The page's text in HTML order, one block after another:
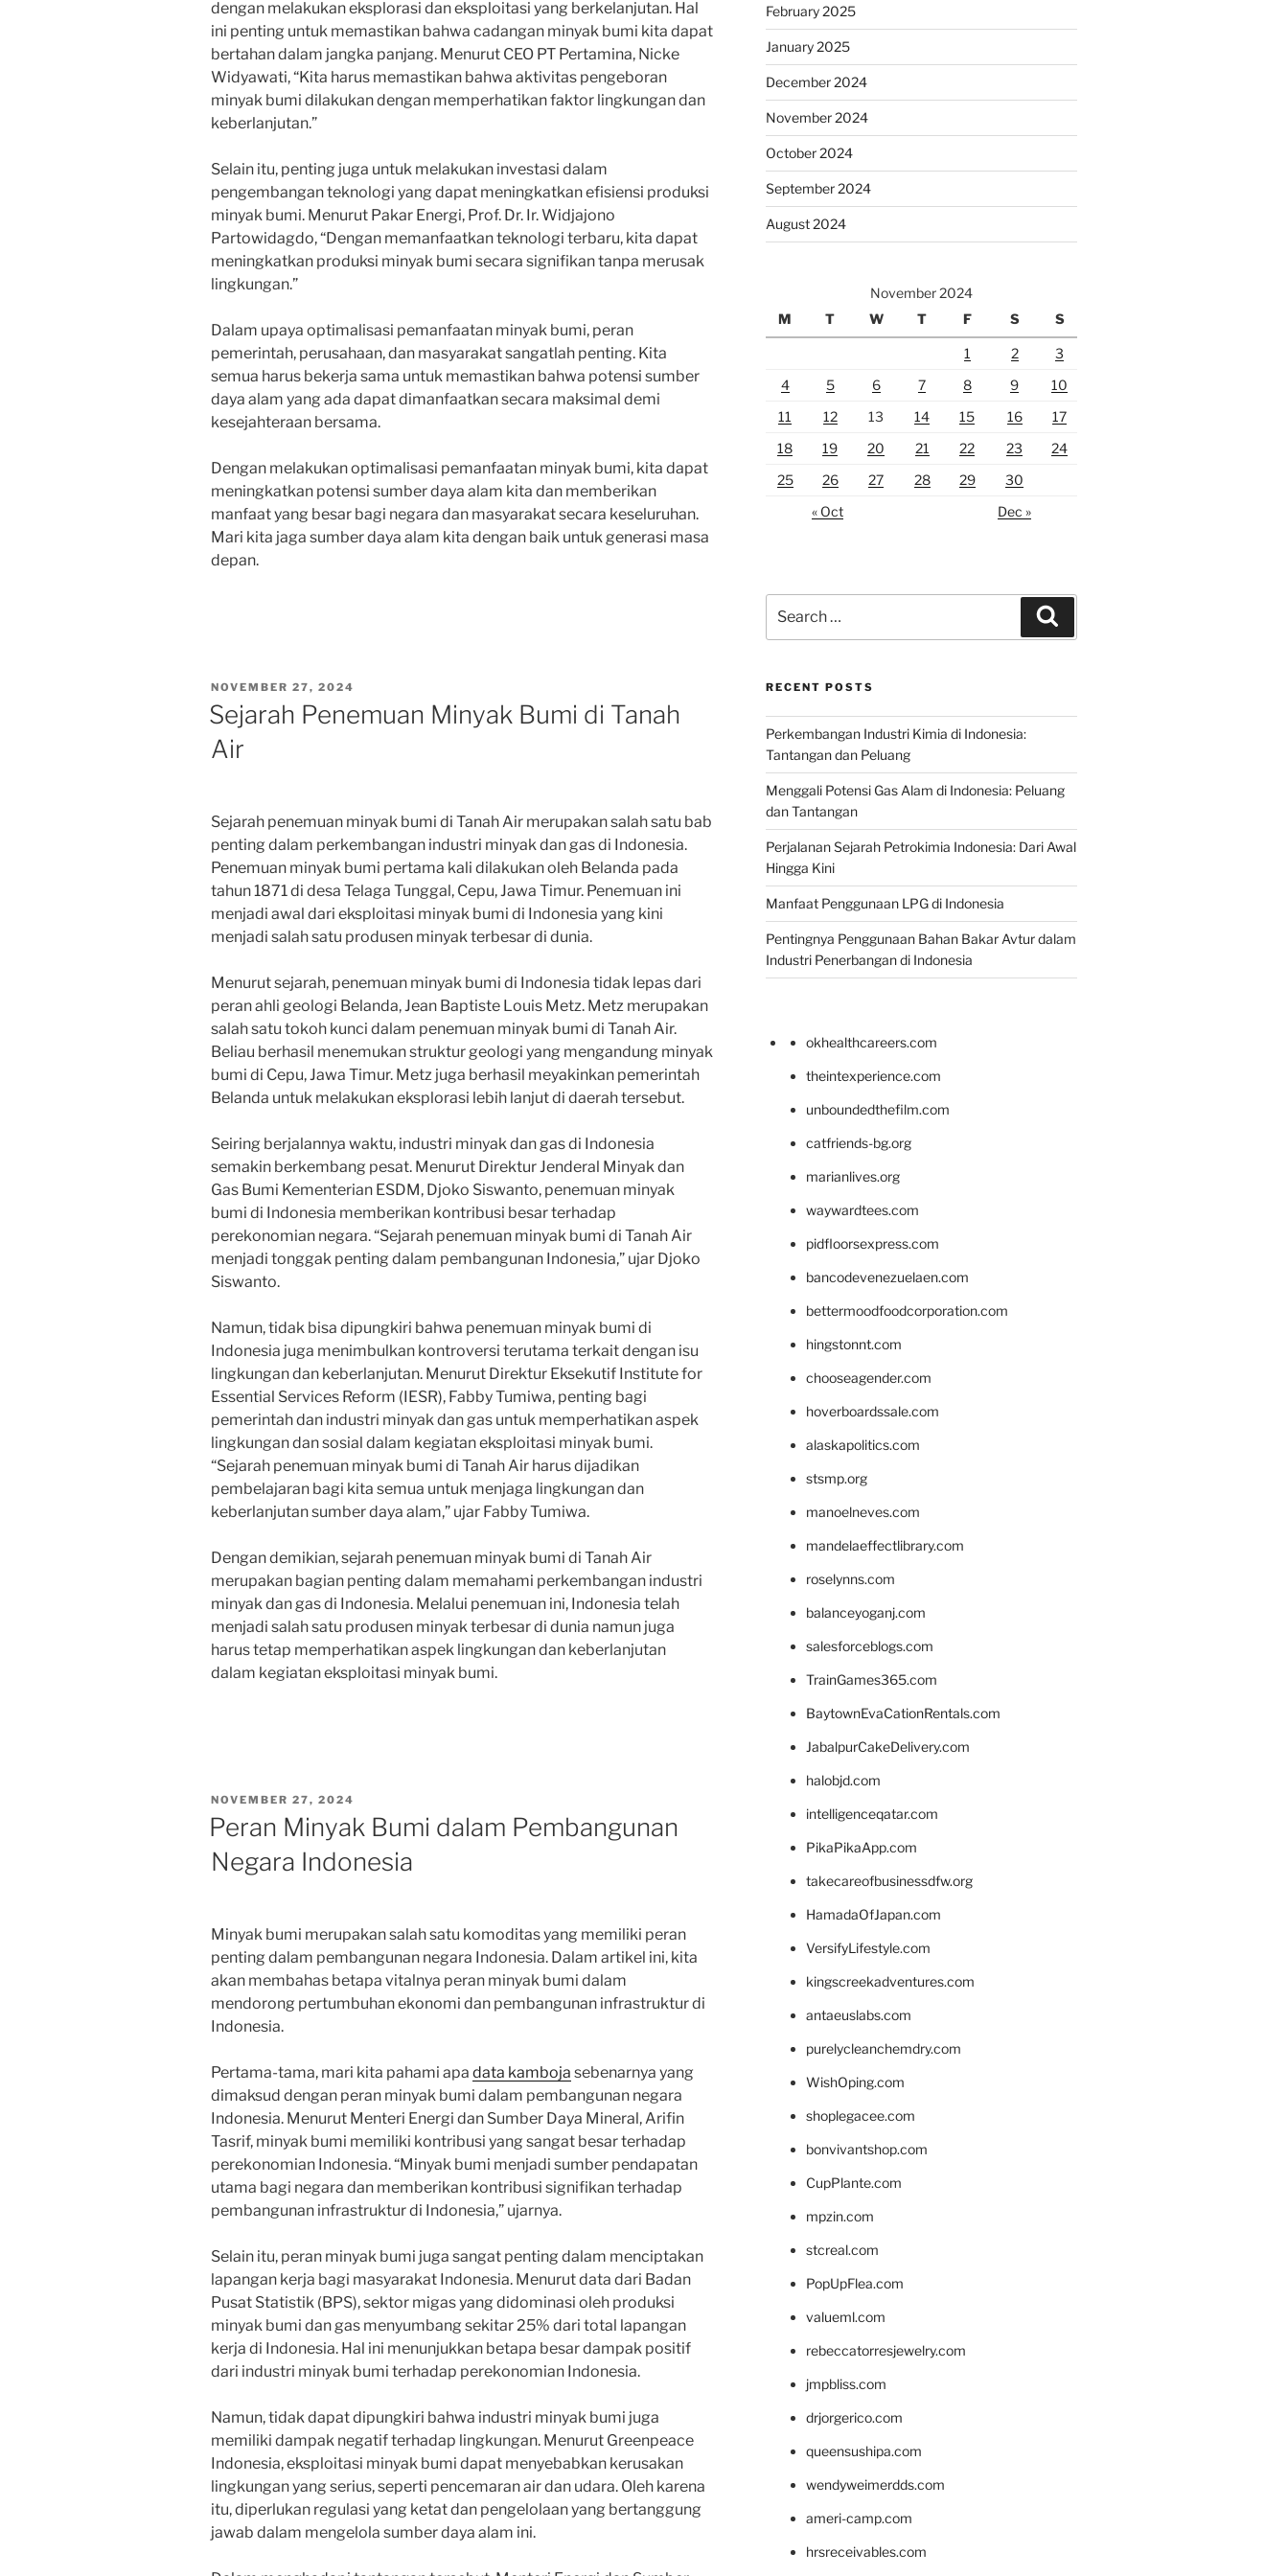
dengan melakukan eksplorasi dan eksploitasi yang berkelanjutan. Hal
ini penting untuk memastikan bahwa cadangan minyak bumi kita dapat
bertahan dalam jangka panjang. Menurut CEO PT Pertamina, Nicke
Widyawati, “Kita harus memastikan bahwa aktivitas pengeboran
minyak bumi dilakukan dengan memperhatikan faktor lingkungan dan
keberlanjutan.”
Selain itu, penting juga untuk melakukan investasi dalam
pengembangan teknologi yang dapat meningkatkan efisiensi produksi
minyak bumi. Menurut Pakar Energi, Prof. Dr. Ir. Widjajono
Partowidagdo, “Dengan memanfaatkan teknologi terbaru, kita dapat
meningkatkan produksi minyak bumi secara signifikan tanpa merusak
lingkungan.”
Dalam upaya optimalisasi pemanfaatan minyak bumi, peran
pemerintah, perusahaan, dan masyarakat sangatlah penting. Kita
semua harus bekerja sama untuk memastikan bahwa potensi sumber
daya alam yang ada dapat dimanfaatkan secara maksimal demi
kesejahteraan bersama.
Dengan melakukan optimalisasi pemanfaatan minyak bumi, kita dapat
meningkatkan potensi sumber daya alam kita dan memberikan
manfaat yang besar bagi negara dan masyarakat secara keseluruhan.
Mari kita jaga sumber daya alam kita dengan baik untuk generasi masa
depan.
POSTED
NOVEMBER 27, 2024
Sejarah Penemuan Minyak Bumi di Tanah
Air
Sejarah penemuan minyak bumi di Tanah Air merupakan salah satu bab
penting dalam perkembangan industri minyak dan gas di Indonesia.
Penemuan minyak bumi pertama kali dilakukan oleh Belanda pada
tahun 1871 di desa Telaga Tunggal, Cepu, Jawa Timur. Penemuan ini
menjadi awal dari eksploitasi minyak bumi di Indonesia yang kini
menjadi salah satu produsen minyak terbesar di dunia.
Menurut sejarah, penemuan minyak bumi di Indonesia tidak lepas dari
peran ahli geologi Belanda, Jean Baptiste Louis Metz. Metz merupakan
salah satu tokoh kunci dalam penemuan minyak bumi di Tanah Air.
Beliau berhasil menemukan struktur geologi yang mengandung minyak
bumi di Cepu, Jawa Timur. Metz juga berhasil meyakinkan pemerintah
Belanda untuk melakukan eksplorasi lebih lanjut di daerah tersebut.
Seiring berjalannya waktu, industri minyak dan gas di Indonesia
semakin berkembang pesat. Menurut Direktur Jenderal Minyak dan
Gas Bumi Kementerian ESDM, Djoko Siswanto, penemuan minyak
bumi di Indonesia memberikan kontribusi besar terhadap
perekonomian negara. “Sejarah penemuan minyak bumi di Tanah Air
menjadi tonggak penting dalam pembangunan Indonesia,” ujar Djoko
Siswanto.
Namun, tidak bisa dipungkiri bahwa penemuan minyak bumi di
Indonesia juga menimbulkan kontroversi terutama terkait dengan isu
lingkungan dan keberlanjutan. Menurut Direktur Eksekutif Institute for
Essential Services Reform (IESR), Fabby Tumiwa, penting bagi
pemerintah dan industri minyak dan gas untuk memperhatikan aspek
lingkungan dan sosial dalam kegiatan eksploitasi minyak bumi.
“Sejarah penemuan minyak bumi di Tanah Air harus dijadikan
pembelajaran bagi kita semua untuk menjaga lingkungan dan
keberlanjutan sumber daya alam,” ujar Fabby Tumiwa.
Dengan demikian, sejarah penemuan minyak bumi di Tanah Air
merupakan bagian penting dalam memahami perkembangan industri
minyak dan gas di Indonesia. Melalui penemuan ini, Indonesia telah
menjadi salah satu produsen minyak terbesar di dunia namun juga
harus tetap memperhatikan aspek lingkungan dan keberlanjutan
dalam kegiatan eksploitasi minyak bumi.
POSTED
ON
NOVEMBER 27, 2024
Peran Minyak Bumi dalam Pembangunan
Negara Indonesia
Minyak bumi merupakan salah satu komoditas yang memiliki peran
penting dalam pembangunan negara Indonesia. Dalam artikel ini, kita
akan membahas betapa vitalnya peran minyak bumi dalam
mendorong pertumbuhan ekonomi dan pembangunan infrastruktur di
Indonesia.
Pertama-tama, mari kita pahami apa data kamboja sebenarnya yang
dimaksud dengan peran minyak bumi dalam pembangunan negara
Indonesia. Menurut Menteri Energi dan Sumber Daya Mineral, Arifin
Tasrif, minyak bumi memiliki kontribusi yang sangat besar terhadap
perekonomian Indonesia. “Minyak bumi menjadi sumber pendapatan
utama bagi negara dan memberikan kontribusi signifikan terhadap
pembangunan infrastruktur di Indonesia,” ujarnya.
Selain itu, peran minyak bumi juga sangat penting dalam menciptakan
lapangan kerja bagi masyarakat Indonesia. Menurut data dari Badan
Pusat Statistik (BPS), sektor migas yang didominasi oleh produksi
minyak bumi dan gas menyumbang sekitar 25% dari total lapangan
kerja di Indonesia. Hal ini menunjukkan betapa besar dampak positif
dari industri minyak bumi terhadap perekonomian Indonesia.
Namun, tidak dapat dipungkiri bahwa industri minyak bumi juga
memiliki dampak negatif terhadap lingkungan. Menurut Greenpeace
Indonesia, eksploitasi minyak bumi dapat menyebabkan kerusakan
lingkungan yang serius, seperti pencemaran air dan udara. Oleh karena
itu, diperlukan regulasi yang ketat dan pengelolaan yang bertanggung
jawab dalam mengelola sumber daya alam ini.
February 2025
January 2025
December 2024
November 2024
October 2024
September 2024
August 2024
November 2024
M
T W T F S S
1 2
3
4
5 6 7 8 9
10
11
12 13 14 15 16
17
18
19 20 21 22 23
24
25
26 27 28 29
30
« Oct
Dec »
for:
RECENT POSTS
Perkembangan Industri Kimia di Indonesia:
Tantangan dan Peluang
Menggali Potensi Gas Alam di Indonesia: Peluang
dan Tantangan
Perjalanan Sejarah Petrokimia Indonesia: Dari Awal
Hingga Kini
Manfaat Penggunaan LPG di Indonesia
Pentingnya Penggunaan Bahan Bakar Avtur dalam
Industri Penerbangan di Indonesia
okhealthcareers.com
theintexperience.com
unboundedthefilm.com
catfriends-bg.org
marianlives.org
waywardtees.com
pidfloorsexpress.com
bancodevenezuelaen.com
bettermoodfoodcorporation.com
hingstonnt.com
chooseagender.com
hoverboardssale.com
alaskapolitics.com
stsmp.org
manoelneves.com
mandelaeffectlibrary.com
roselynns.com
balanceyoganj.com
salesforceblogs.com
TrainGames365.com
BaytownEvaCationRentals.com
JabalpurCakeDelivery.com
halobjd.com
intelligenceqatar.com
PikaPikaApp.com
takecareofbusinessdfw.org
HamadaOfJapan.com
VersifyLifestyle.com
kingscreekadventures.com
antaeuslabs.com
purelycleanchemdry.com
WishOping.com
shoplegacee.com
bonvivantshop.com
CupPlante.com
mpzin.com
stcreal.com
PopUpFlea.com
valueml.com
rebeccatorresjewelry.com
jmpbliss.com
drjorgerico.com
queensushipa.com
wendyweimerdds.com
ameri-camp.com
hrsreceivables.com